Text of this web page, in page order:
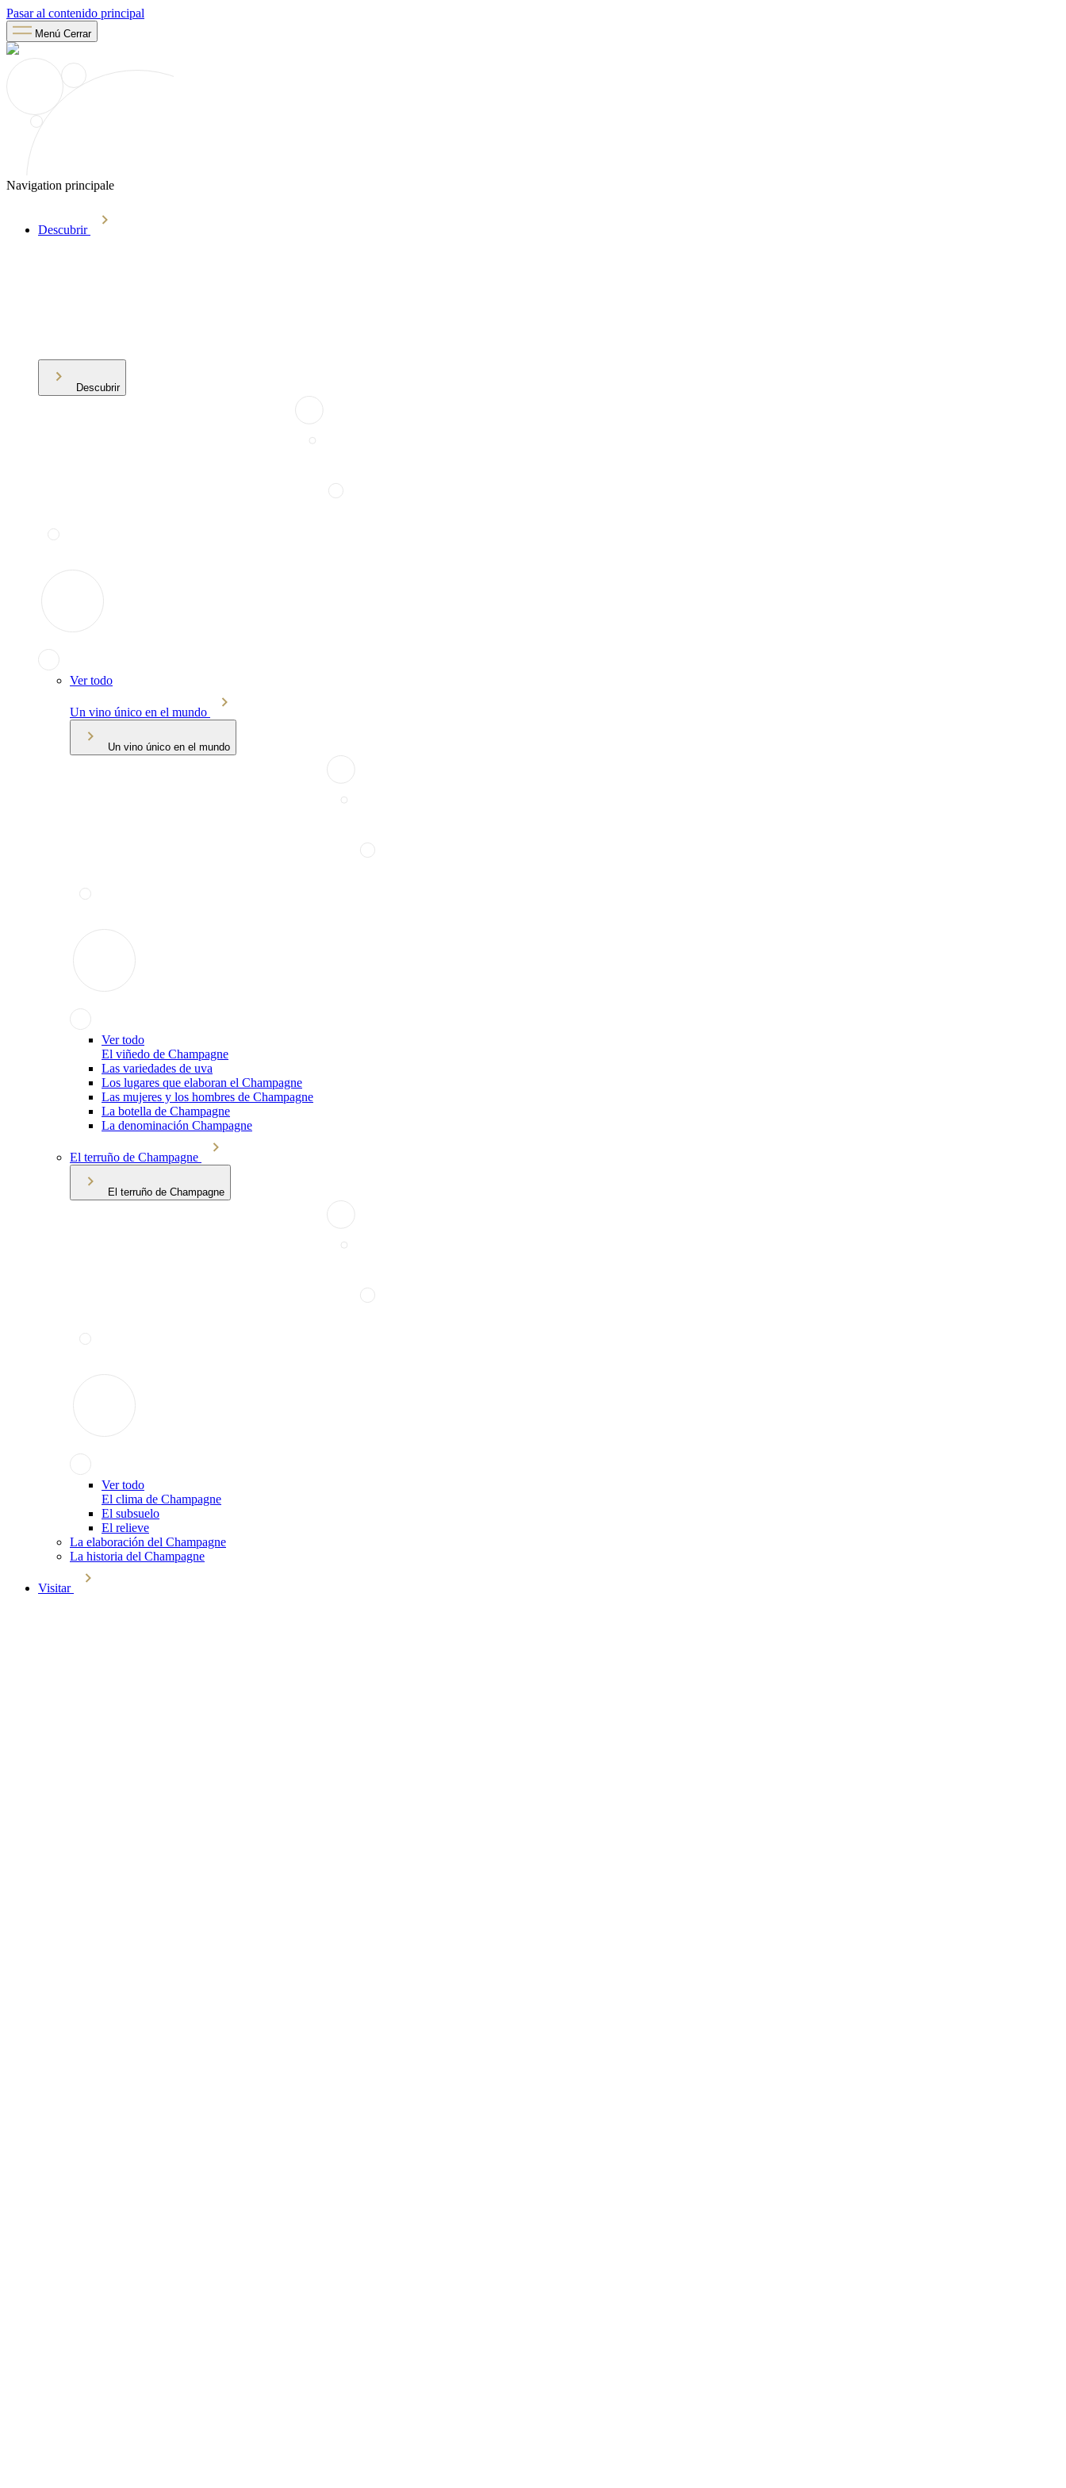
Pasar al contenido principal
Menú Cerrar
Navigation principale
Descubrir
Descubrir
Ver todo
Un vino único en el mundo
Un vino único en el mundo
Ver todo
El viñedo de Champagne
Las variedades de uva
Los lugares que elaboran el Champagne
Las mujeres y los hombres de Champagne
La botella de Champagne
La denominación Champagne
El terruño de Champagne
El terruño de Champagne
Ver todo
El clima de Champagne
El subsuelo
El relieve
La elaboración del Champagne
La historia del Champagne
Visitar